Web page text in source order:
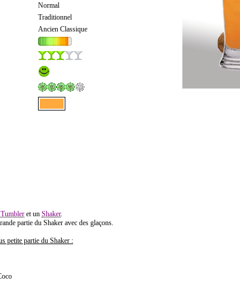
Normal
Traditionnel
Ancien Classique
et un Shaker.
partie du Shaker avec des glaçons.
petite partie du Shaker :